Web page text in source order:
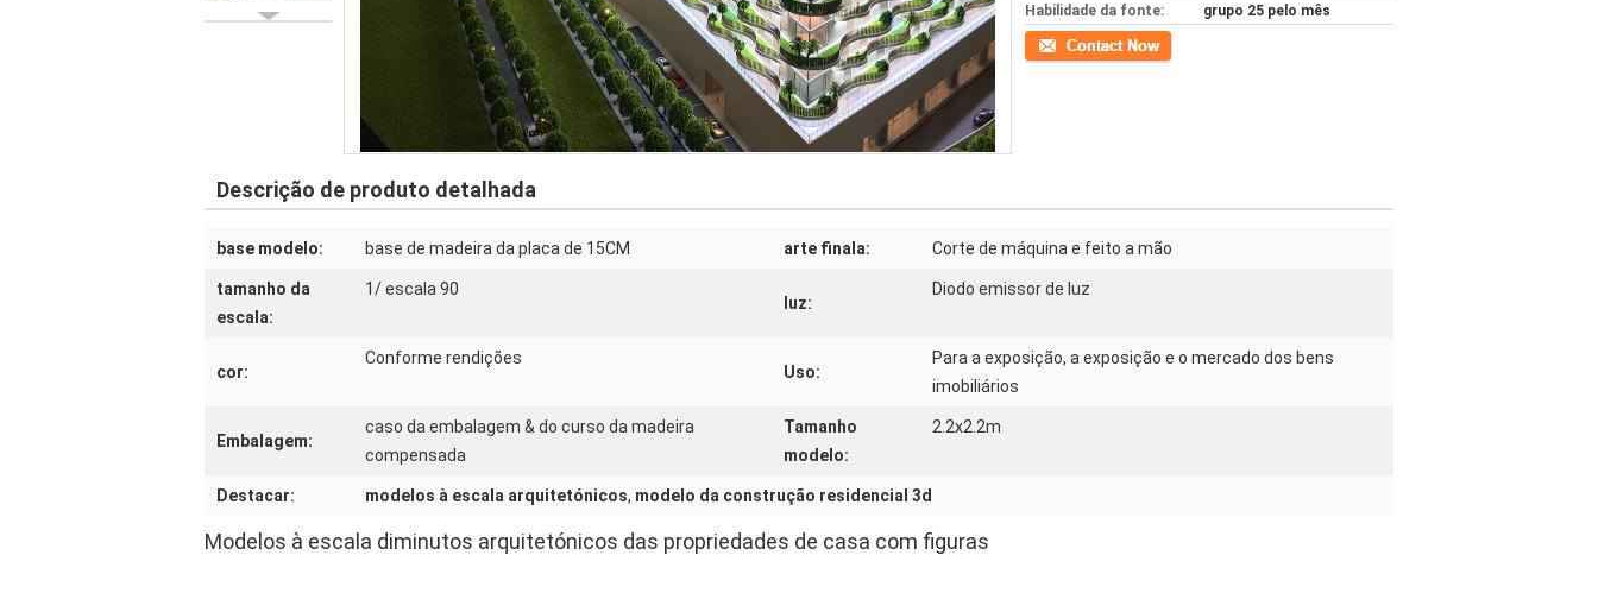
Habilidade da fonte:
grupo 25 pelo mês
Contato
Descrição de produto detalhada
base modelo: base de madeira da placa de 15CM arte finala: Corte de máquina e feito a mão
tamanho da
escala:
1/ escala 90
luz:
Diodo emissor de luz
cor:
Conforme rendições
Uso:
Para a exposição, a exposição e o mercado dos bens
imobiliários
Embalagem:
caso da embalagem & do curso da madeira
compensada
Tamanho
modelo:
2.2x2.2m
Destacar: modelos à escala arquitetónicos, modelo da construção residencial 3d
Modelos à escala diminutos arquitetónicos das propriedades de casa com figuras